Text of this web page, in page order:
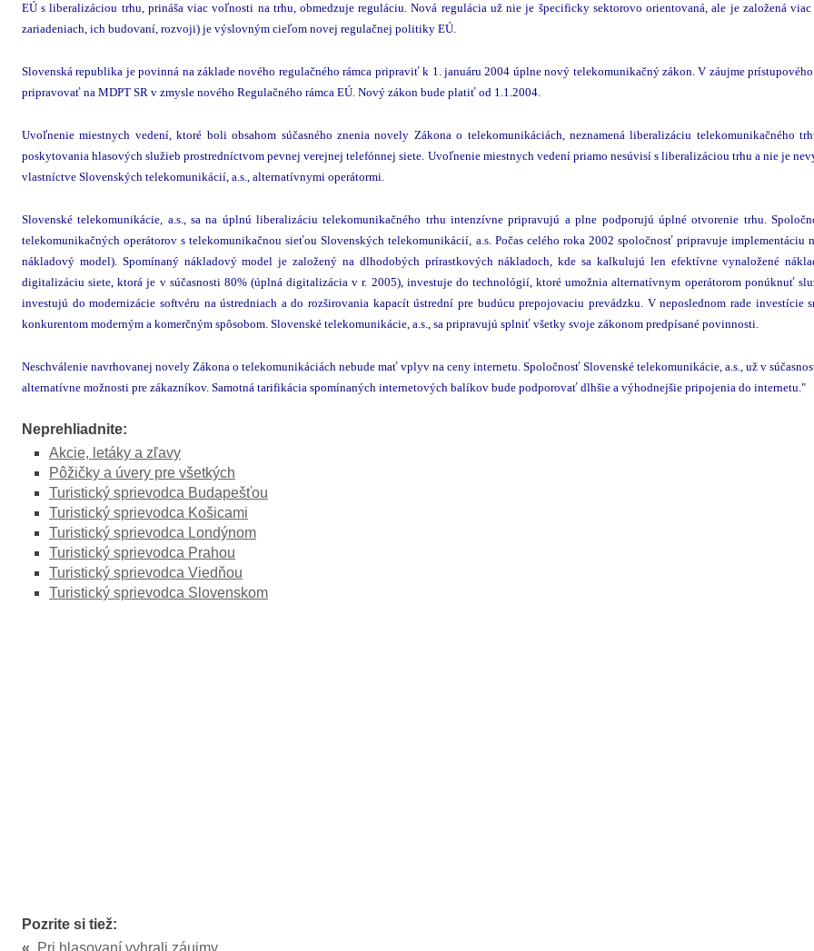
EÚ s liberalizáciou trhu, prináša viac voľnosti na trhu, obmedzuje reguláciu. Nová regulácia už nie je špecificky sektorovo orientovaná, ale je založená
zariadeniach, ich budovaní, rozvoji) je výslovným cieľom novej regulačnej politiky EÚ.
Slovenská republika je povinná na základe nového regulačného rámca pripraviť k 1. januáru 2004 úplne nový telekomunikačný zákon. V záujme
pripravovať na MDPT SR v zmysle nového Regulačného rámca EÚ. Nový zákon bude platiť od 1.1.2004.
Uvoľnenie miestnych vedení, ktoré boli obsahom súčasného znenia novely Zákona o telekomunikáciách, neznamená liberalizáciu telekomunikačného
poskytovania hlasových služieb prostredníctvom pevnej verejnej telefónnej siete. Uvoľnenie miestnych vedení priamo nesúvisí s liberalizáciou trhu a nie je
vlastníctve Slovenských telekomunikácií, a.s., alternatívnymi operátormi.
Slovenské telekomunikácie, a.s., sa na úplnú liberalizáciu telekomunikačného trhu intenzívne pripravujú a plne podporujú úplné otvorenie trhu.
telekomunikačných operátorov s telekomunikačnou sieťou Slovenských telekomunikácií, a.s. Počas celého roka 2002 spoločnosť pripravuje
nákladový model). Spomínaný nákladový model je založený na dlhodobých prírastkových nákladoch, kde sa kalkulujú len efektívne vynaložené
digitalizáciu siete, ktorá je v súčasnosti 80% (úplná digitalizácia v r. 2005), investuje do technológií, ktoré umožnia alternatívnym operátorom ponúknuť
investujú do modernizácie softvéru na ústredniach a do rozširovania kapacít ústrední pre budúcu prepojovaciu prevádzku. V neposlednom rade
konkurentom moderným a komerčným spôsobom. Slovenské telekomunikácie, a.s., sa pripravujú splniť všetky svoje zákonom predpísané povinnosti.
Neschválenie navrhovanej novely Zákona o telekomunikáciách nebude mať vplyv na ceny internetu. Spoločnosť Slovenské telekomunikácie, a.s., už v
alternatívne možnosti pre zákazníkov. Samotná tarifikácia spomínaných internetových balíkov bude podporovať dlhšie a výhodnejšie pripojenia do internetu."
Neprehliadnite:
Akcie, letáky a zľavy
Pôžičky a úvery pre všetkých
Turistický sprievodca Budapešťou
Turistický sprievodca Košicami
Turistický sprievodca Londýnom
Turistický sprievodca Prahou
Turistický sprievodca Viedňou
Turistický sprievodca Slovenskom
Pozrite si tiež:
« Pri hlasovaní vyhrali záujmy